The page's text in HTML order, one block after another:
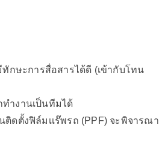
กษะการสื่อสารได้ดี (เข้ากับโทน
ำงานเป็นทีมได้
ดตั้งฟิล์มเเร๊พรถ (PPF) จะพิจารณา